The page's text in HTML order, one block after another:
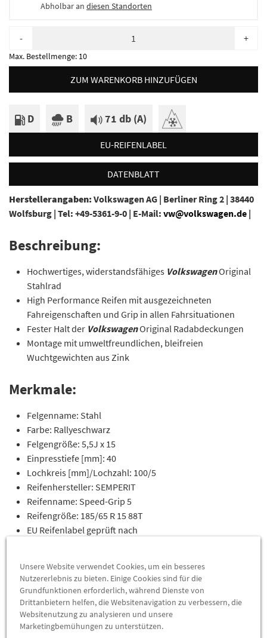
Abholbar an diesen Standorten
- +
Max. Bestellmenge: 10
ZUM WARENKORB HINZUFÜGEN
D B 71 db (A)
EU-REIFENLABEL
DATENBLATT
Herstellerangaben: Volkswagen AG | Berliner Ring 2 | 38440
Wolfsburg | Tel: +49-5361-9-0 | E-Mail: vw@volkswagen.de |
Beschreibung:
Hochwertiges, widerstandsfähiges VolkswagenOriginal
Stahlrad
High Performance Reifen mit ausgezeichneten
Fahreigenschaften und Grip in allen Fahrsituationen
Fester Halt der VolkswagenOriginal Radabdeckungen
Montage mit umweltfreundlichen, bleifreien
Wuchtgewichten aus Zink
Merkmale:
Felgenname: Stahl
Farbe: Rallyeschwarz
Felgengröße: 5,5J x 15
Einpresstiefe [mm]: 40
Lochkreis [mm]/Lochzahl: 100/5
Reifenhersteller: SEMPERIT
Reifenname: Speed-Grip 5
Reifengröße: 185/65 R 15 88T
EU Reifenlabel geprüft nach
EU Reifenlabel Nasshaftung: B
EU Reifenlabel Externes Rollgeräusch [dB]: 71
EU Reifenlabel Externes Rollgeräusch: B
EU Reifenlabel Schneegriffigkeit: JA
EU Reifenlabel Eisgriffigkeit: NEIN
Unsere Website verwendet Cookies, um ein besseres
Nutzererlebnis zu bieten. Einige Cookies sind für die
Grundfunktionen erforderlich, während Dienste von
Drittanbietern helfen, die Websitenavigation zu verbessern, die
Websitenutzung zu analysieren und unsere
Marketingbemühungen zu unterstützen.